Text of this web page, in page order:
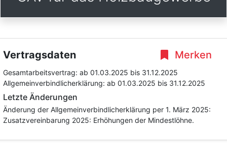
Merken
Vertragsdaten
Gesamtarbeitsvertrag: ab 01.03.2025 bis 31.12.2025
Allgemeinverbindlicherklärung: ab 01.03.2025 bis 31.12.2025
Letzte Änderungen
Änderung der Allgemeinverbindlicherklärung per 1. März 2025:
Zusatzvereinbarung 2025: Erhöhungen der Mindestlöhne.